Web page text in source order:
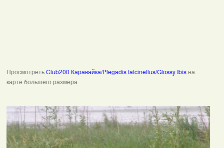
ПросмотретьClub200 Каравайка/Plegadis falcinellus/Glossy Ibisна
карте большего размера